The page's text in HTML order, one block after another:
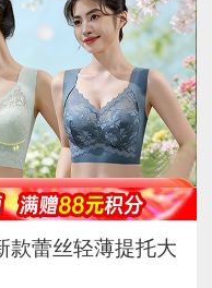
款蕾丝轻薄提托大